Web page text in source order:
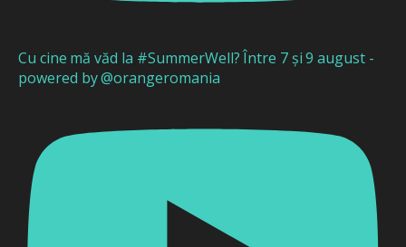
Cu cine mă văd la #SummerWell? Între 7 și 9 august -
powered by @orangeromania